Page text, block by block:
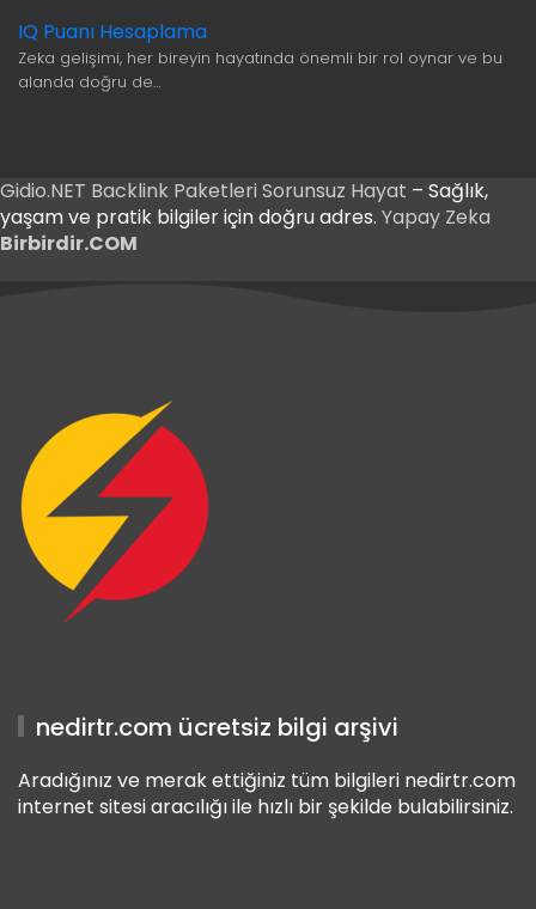
IQ Puanı Hesaplama
Zeka gelişimi, her bireyin hayatında önemli bir rol oynar ve bu
alanda doğru de…
Gidio.NET Backlink Paketleri Sorunsuz Hayat – Sağlık,
yaşam ve pratik bilgiler için doğru adres. Yapay Zeka
Birbirdir.COM
nedirtr.com ücretsiz bilgi arşivi
Aradığınız ve merak ettiğiniz tüm bilgileri nedirtr.com
internet sitesi aracılığı ile hızlı bir şekilde bulabilirsiniz.